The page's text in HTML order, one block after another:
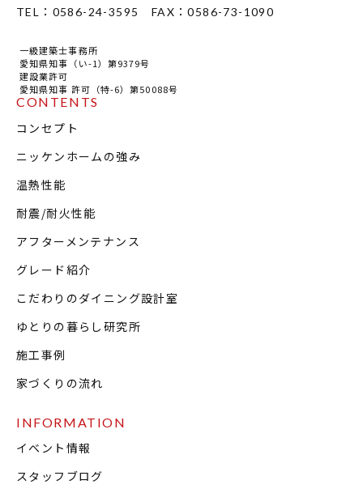
TEL： 0586-24-3595 FAX：0586-73-1090
一級建築士事務所
愛知県知事（い-1）第9379号
建設業許可
愛知県知事 許可（特-6）第50088号
CONTENTS
コンセプト
ニッケンホームの強み
温熱性能
耐震/耐火性能
アフターメンテナンス
グレード紹介
こだわりのダイニング設計室
ゆとりの暮らし研究所
施工事例
家づくりの流れ
INFORMATION
イベント情報
スタッフブログ